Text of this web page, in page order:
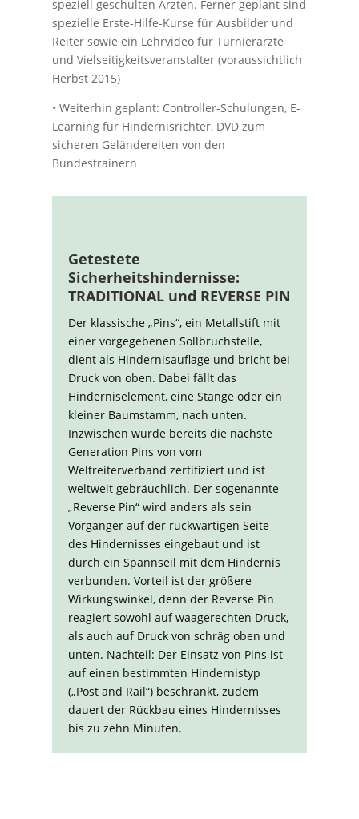
speziell geschulten Ärzten. Ferner geplant sind
spezielle Erste-Hilfe-Kurse für Ausbilder und
Reiter sowie ein Lehrvideo für Turnierärzte
und Vielseitigkeitsveranstalter (voraussichtlich
Herbst 2015)
• Weiterhin geplant: Controller-Schulungen, E-
Learning für Hindernisrichter, DVD zum
sicheren Geländereiten von den
Bundestrainern
Getestete
Sicherheitshindernisse:
TRADITIONAL und REVERSE PIN
Der klassische „Pins“, ein Metallstift mit
einer vorgegebenen Sollbruchstelle,
dient als Hindernisauflage und bricht bei
Druck von oben. Dabei fällt das
Hinderniselement, eine Stange oder ein
kleiner Baumstamm, nach unten.
Inzwischen wurde bereits die nächste
Generation Pins von vom
Weltreiterverband zertifiziert und ist
weltweit gebräuchlich. Der sogenannte
„Reverse Pin“ wird anders als sein
Vorgänger auf der rückwärtigen Seite
des Hindernisses eingebaut und ist
durch ein Spannseil mit dem Hindernis
verbunden. Vorteil ist der größere
Wirkungswinkel, denn der Reverse Pin
reagiert sowohl auf waagerechten Druck,
als auch auf Druck von schräg oben und
unten. Nachteil: Der Einsatz von Pins ist
auf einen bestimmten Hindernistyp
(„Post and Rail“) beschränkt, zudem
dauert der Rückbau eines Hindernisses
bis zu zehn Minuten.